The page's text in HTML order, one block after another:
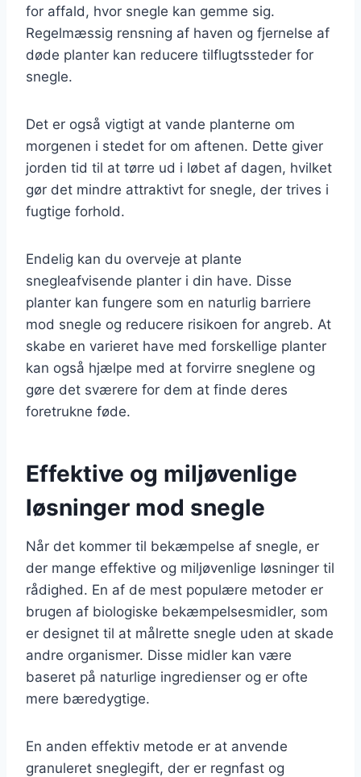
for affald, hvor snegle kan gemme sig.
Regelmæssig rensning af haven og fjernelse af
døde planter kan reducere tilflugtssteder for
snegle.
Det er også vigtigt at vande planterne om
morgenen i stedet for om aftenen. Dette giver
jorden tid til at tørre ud i løbet af dagen, hvilket
gør det mindre attraktivt for snegle, der trives i
fugtige forhold.
Endelig kan du overveje at plante
snegleafvisende planter i din have. Disse
planter kan fungere som en naturlig barriere
mod snegle og reducere risikoen for angreb. At
skabe en varieret have med forskellige planter
kan også hjælpe med at forvirre sneglene og
gøre det sværere for dem at finde deres
foretrukne føde.
Effektive og miljøvenlige
løsninger mod snegle
Når det kommer til bekæmpelse af snegle, er
der mange effektive og miljøvenlige løsninger til
rådighed. En af de mest populære metoder er
brugen af biologiske bekæmpelsesmidler, som
er designet til at målrette snegle uden at skade
andre organismer. Disse midler kan være
baseret på naturlige ingredienser og er ofte
mere bæredygtige.
En anden effektiv metode er at anvende
granuleret sneglegift, der er regnfast og